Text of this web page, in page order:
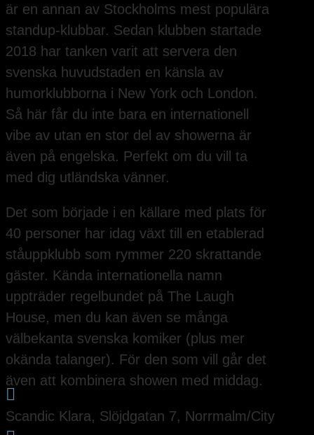
är en annan av Stockholms mest populära
standup-klubbar. Sedan klubben startade
2018 har tanken varit att servera den
svenska huvudstaden en känsla av
humorklubborna i New York och London.
Så här får du inte bara en internationell
vibe av utan en stor del av showerna är
även på engelska. Perfekt om du vill ta
med dig utländska vänner.
Det som började i en källare med plats för
40 personer har idag växt till en etablerad
ståuppklubb som rymmer 220 skrattande
gäster. Kända internationella namn
uppträder regelbundet på The Laugh
House, men du kan även se många
välbekanta svenska komiker (plus mer
okända talanger). För den som vill går det
även att kombinera showen med middag.

Scandic Klara, Slöjdgatan 7, Norrmalm/City